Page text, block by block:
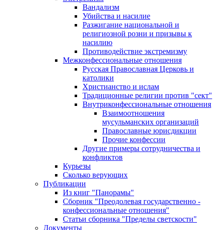
Вандализм
Убийства и насилие
Разжигание национальной и
религиозной розни и призывы к
насилию
Противодействие экстремизму
Межконфессиональные отношения
Русская Православная Церковь и
католики
Христианство и ислам
Традиционные религии против "сект"
Внутриконфессиональные отношения
Взаимоотношения
мусульманских организаций
Православные юрисдикции
Прочие конфессии
Другие примеры сотрудничества и
конфликтов
Курьезы
Сколько верующих
Публикации
Из книг "Панорамы"
Сборник "Преодолевая государственно -
конфессиональные отношения"
Статьи сборника "Пределы светскости"
Документы